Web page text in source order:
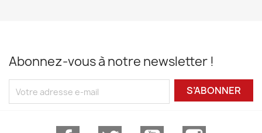
Abonnez-vous à notre newsletter !
S’ABONNER